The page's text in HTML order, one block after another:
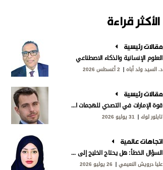
الأكثر قراءة
مقالات رئيسية
العلوم الإنسانية والذكاء الاصطناعي
د. السيد ولد أباه 2 أغسطس 2026
مقالات رئيسية
قوة الإمارات في التصدي للهجمات الإيرانية
تايلور لوك 31 يوليو 2026
اتجاهات عالمية
السؤال الخطأ: هل يحتاج الخليج إلى «ناتو»؟
عليا درويش النعيمي 26 يوليو 2026